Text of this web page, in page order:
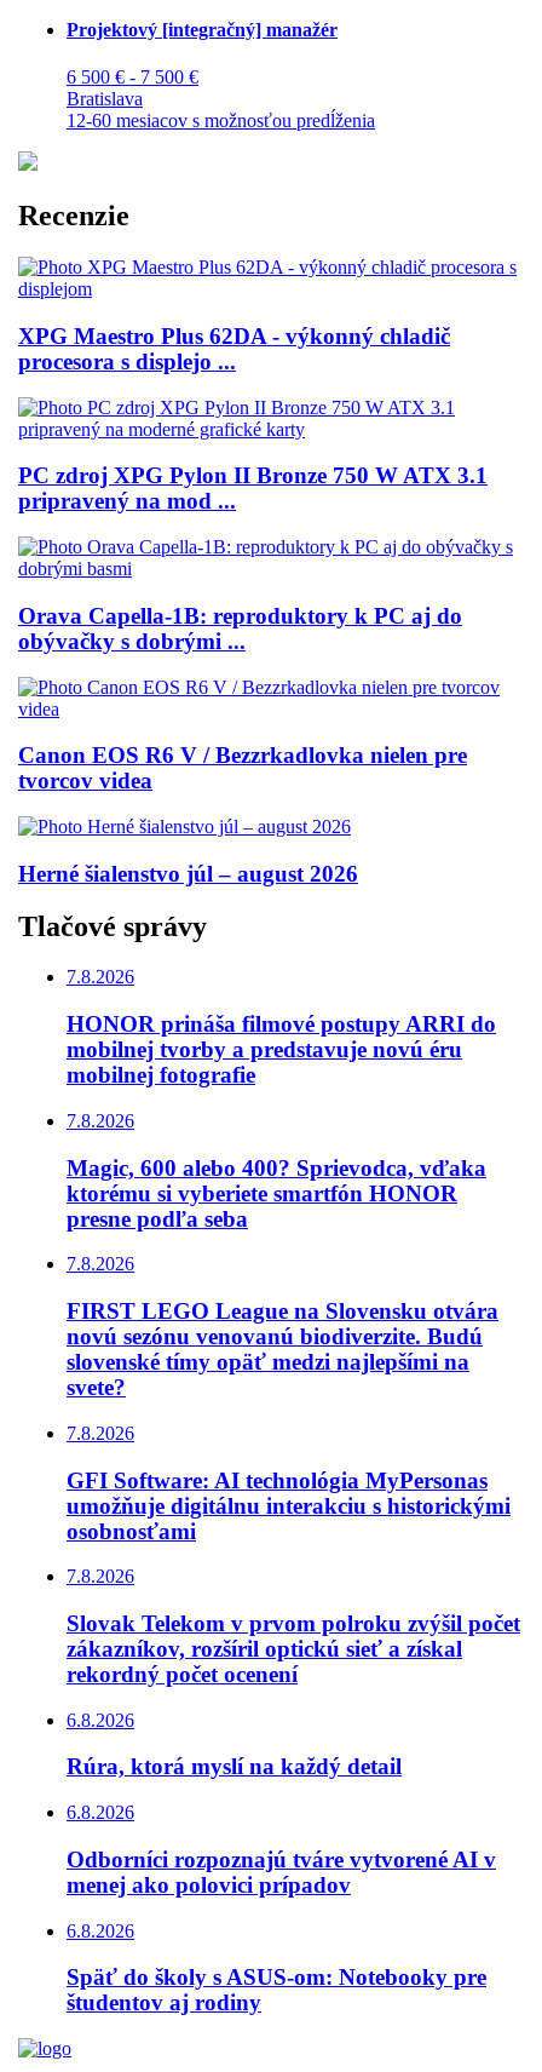
Projektový [integračný] manažér
6 500 € - 7 500 €
Bratislava
12-60 mesiacov s možnosťou predĺženia
Recenzie
XPG Maestro Plus 62DA - výkonný chladič
procesora s displejo ...
PC zdroj XPG Pylon II Bronze 750 W ATX 3.1
pripravený na mod ...
Orava Capella-1B: reproduktory k PC aj do
obývačky s dobrými ...
Canon EOS R6 V / Bezzrkadlovka nielen pre
tvorcov videa
Herné šialenstvo júl – august 2026
Tlačové správy
7.8.2026
HONOR prináša filmové postupy ARRI do
mobilnej tvorby a predstavuje novú éru
mobilnej fotografie
7.8.2026
Magic, 600 alebo 400? Sprievodca, vďaka
ktorému si vyberiete smartfón HONOR
presne podľa seba
7.8.2026
FIRST LEGO League na Slovensku otvára
novú sezónu venovanú biodiverzite. Budú
slovenské tímy opäť medzi najlepšími na
svete?
7.8.2026
GFI Software: AI technológia MyPersonas
umožňuje digitálnu interakciu s historickými
osobnosťami
7.8.2026
Slovak Telekom v prvom polroku zvýšil počet
zákazníkov, rozšíril optickú sieť a získal
rekordný počet ocenení
6.8.2026
Rúra, ktorá myslí na každý detail
6.8.2026
Odborníci rozpoznajú tváre vytvorené AI v
menej ako polovici prípadov
6.8.2026
Späť do školy s ASUS-om: Notebooky pre
študentov aj rodiny